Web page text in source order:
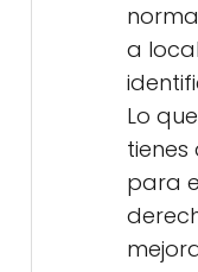
a
Lo
para